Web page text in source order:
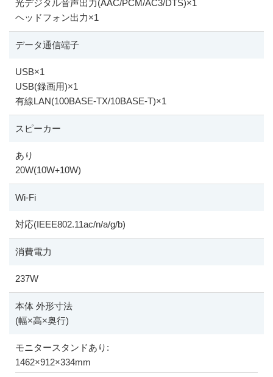
光デジタル音声出力(AAC/PCM/AC3/DTS)×1
ヘッドフォン出力×1
データ通信端子
USB×1
USB(録画用)×1
有線LAN(100BASE-TX/10BASE-T)×1
スピーカー
あり
20W(10W+10W)
Wi-Fi
対応(IEEE802.11ac/n/a/g/b)
消費電力
237W
本体 外形寸法
(幅×高×奥行)
モニタースタンドあり:
1462×912×334mm